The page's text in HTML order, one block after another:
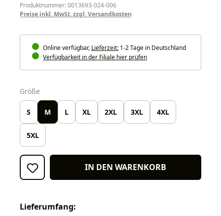
Produktnummer: 0013693-024-006
Preise inkl. MwSt. zzgl. Versandkosten
Online verfügbar, Lieferzeit: 1-2 Tage in Deutschland
Verfügbarkeit in der Filiale hier prüfen
Größe
S M L XL 2XL 3XL 4XL
5XL
IN DEN WARENKORB
Lieferumfang: